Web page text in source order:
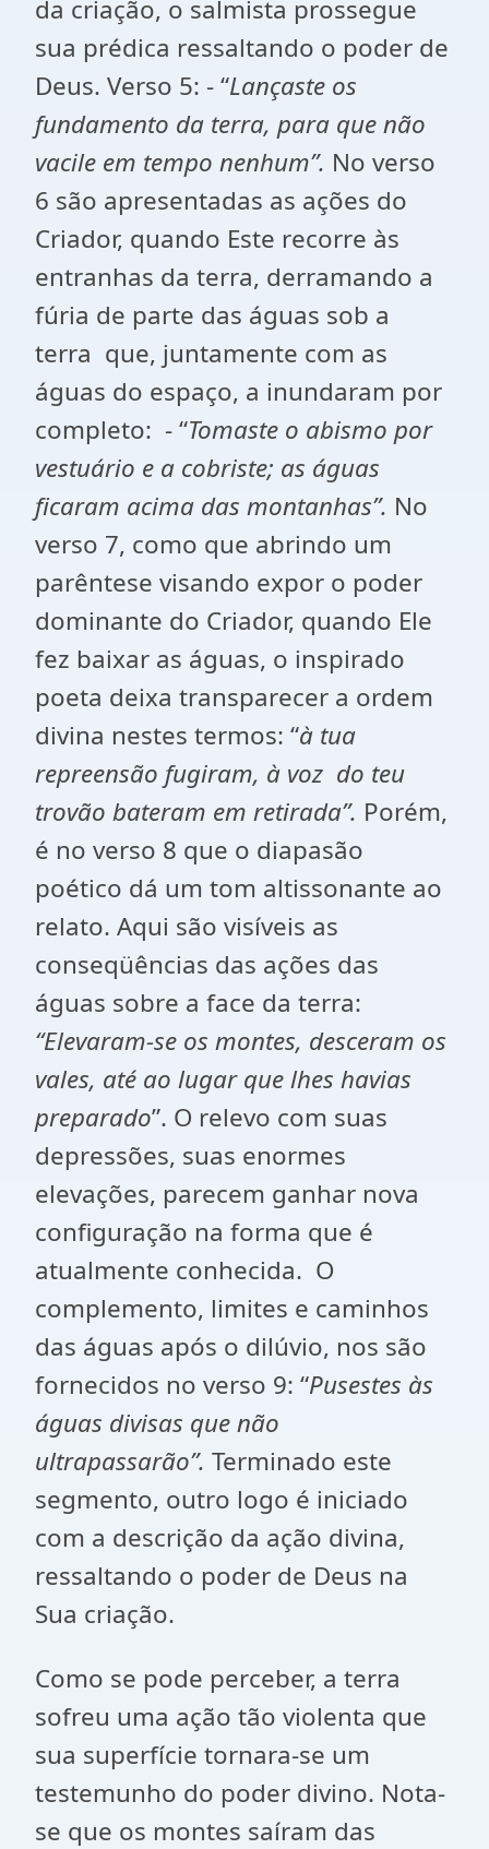
da criação, o salmista prossegue
sua prédica ressaltando o poder de
Deus. Verso 5: - “Lançaste os
fundamento da terra, para que não
vacile em tempo nenhum”. No verso
6 são apresentadas as ações do
Criador, quando Este recorre às
entranhas da terra, derramando a
fúria de parte das águas sob a
terra que, juntamente com as
águas do espaço, a inundaram por
completo: - “Tomaste o abismo por
vestuário e a cobriste; as águas
ficaram acima das montanhas”. No
verso 7, como que abrindo um
parêntese visando expor o poder
dominante do Criador, quando Ele
fez baixar as águas, o inspirado
poeta deixa transparecer a ordem
divina nestes termos: “à tua
repreensão fugiram, à voz do teu
trovão bateram em retirada”. Porém,
é no verso 8 que o diapasão
poético dá um tom altissonante ao
relato. Aqui são visíveis as
conseqüências das ações das
águas sobre a face da terra:
“Elevaram-se os montes, desceram os
vales, até ao lugar que lhes havias
preparado”. O relevo com suas
depressões, suas enormes
elevações, parecem ganhar nova
configuração na forma que é
atualmente conhecida. O
complemento, limites e caminhos
das águas após o dilúvio, nos são
fornecidos no verso 9: “Pusestes às
águas divisas que não
ultrapassarão”. Terminado este
segmento, outro logo é iniciado
com a descrição da ação divina,
ressaltando o poder de Deus na
Sua criação.
Como se pode perceber, a terra
sofreu uma ação tão violenta que
sua superfície tornara-se um
testemunho do poder divino. Nota-
se que os montes saíram das